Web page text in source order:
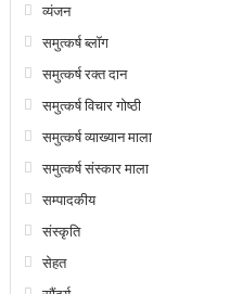
व्यंजन
समुत्कर्ष ब्लॉग
समुत्कर्ष रक्त दान
समुत्कर्ष विचार गोष्ठी
समुत्कर्ष व्याख्यान माला
समुत्कर्ष संस्कार माला
सम्पादकीय
संस्कृति
सेहत